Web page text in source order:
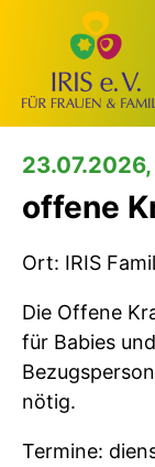
offene
Ort: IRIS
Die Offene
für Babies
nötig.
Termine: